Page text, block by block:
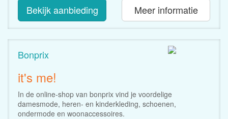
Bekijk aanbieding Meer informatie
Bonprix
it's me!
In de online-shop van bonprix vind je voordelige
damesmode, heren- en kinderkleding, schoenen,
ondermode en woonaccessoires.